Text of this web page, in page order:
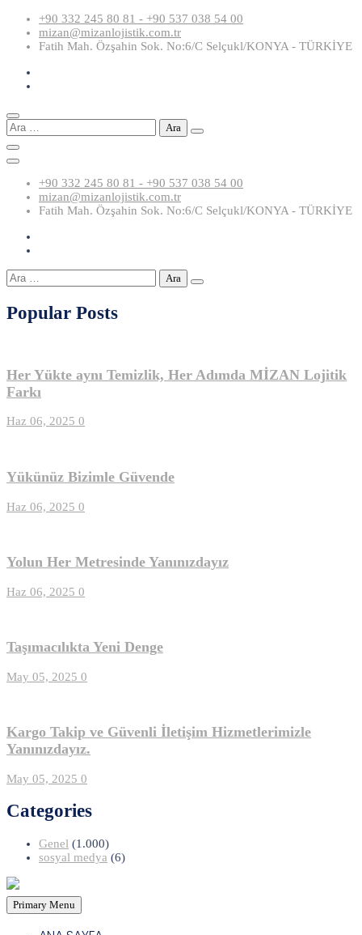
Skip
content
+90 332 245 80 81 - +90 537 038 54 00
mizan@mizanlojistik.com.tr
Fatih Mah. Özşahin Sok. No:6/C Selçukl/KONYA - TÜRKİYE
Arama:
+90 332 245 80 81 - +90 537 038 54 00
mizan@mizanlojistik.com.tr
Fatih Mah. Özşahin Sok. No:6/C Selçukl/KONYA - TÜRKİYE
Arama:
Popular Posts
Her Yükte aynı Temizlik, Her Adımda MİZAN Lojitik
Farkı
Haz 06, 2025 0
Yükünüz Bizimle Güvende
Haz 06, 2025 0
Yolun Her Metresinde Yanınızdayız
Haz 06, 2025 0
Taşımacılıkta Yeni Denge
May 05, 2025 0
Kargo Takip ve Güvenli İletişim Hizmetlerimizle
Yanınızdayız.
May 05, 2025 0
Categories
Genel (1.000)
sosyal medya (6)
Primary Menu